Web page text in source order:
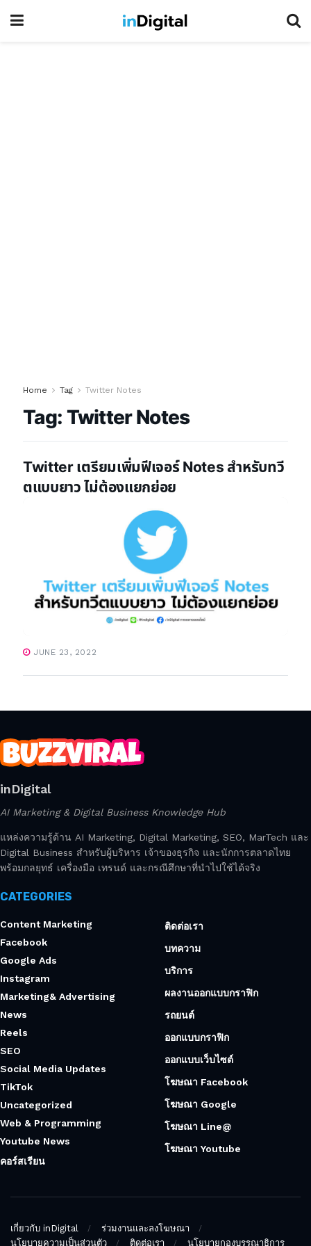
Home Tag Twitter Notes
Tag: Twitter Notes
Twitter เตรียมเพิ่มฟีเจอร์ Notes สำหรับทวี
ตแบบยาว ไม่ต้องแยกย่อย
JUNE 23, 2022
inDigital
AI Marketing & Digital Business Knowledge Hub
แหล่งความรู้ด้าน AI Marketing, Digital Marketing, SEO, MarTech และ
Digital Business สำหรับผู้บริหาร เจ้าของธุรกิจ และนักการตลาดไทย
พร้อมกลยุทธ์ เครื่องมือ เทรนด์ และกรณีศึกษาที่นำไปใช้ได้จริง
CATEGORIES
Content Marketing
Facebook
Google Ads
Instagram
Marketing& Advertising
News
Reels
SEO
Social Media Updates
TikTok
Uncategorized
Web & Programming
Youtube News
คอร์สเรียน
ติดต่อเรา
บทความ
บริการ
ผลงานออกแบบกราฟิก
รถยนต์
ออกแบบกราฟิก
ออกแบบเว็บไซต์
โฆษณา Facebook
โฆษณา Google
โฆษณา Line@
โฆษณา Youtube
เกี่ยวกับ inDigital
ร่วมงานและลงโฆษณา
นโยบายความเป็นส่วนตัว
ติดต่อเรา นโยบายกองบรรณาธิการ